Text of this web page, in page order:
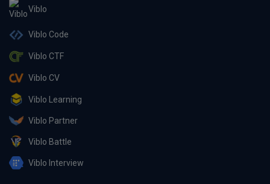
Viblo
Viblo Code
Viblo CTF
Viblo CV
Viblo Learning
Viblo Partner
Viblo Battle
Viblo Interview